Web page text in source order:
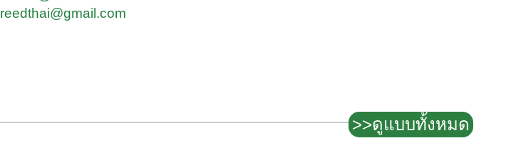
reedthai@gmail.com
>>ดูแบบทั้งหมด